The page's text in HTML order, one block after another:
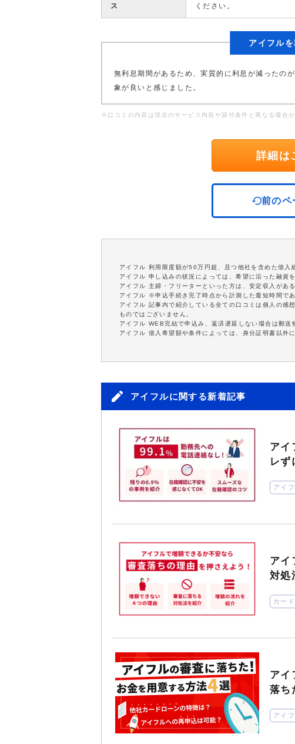
ス
ください。
アイフル
無利息期間があるため、実質的に利息が減ったの
象が良いと感じました。
※口コミの内容は現在のサービス内容や貸付条件と異なる場合が
詳細は
前のペ
アイフル 利用限度額が50万円超、且つ他社を含めた借入
アイフル 申し込みの状況によっては、希望に沿った融資
アイフル 主婦・フリーターといった方は、安定収入があ
アイフル ※申込手続き完了時点から計測した最短時間で
アイフル 記事内で紹介している全ての口コミは個人の感
ものではございません。
アイフル WEB完結で申込み、返済遅延しない場合は郵送
アイフル 借入希望額や条件によっては、身分証明書以外
アイフルに関する新着記事
アイ
レず
アイ
アイ
対処
カー
アイ
落ち
アイ